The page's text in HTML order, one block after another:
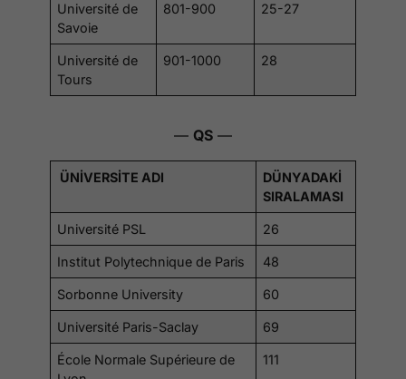
Université de
Savoie
801-900 25-27
Université de
Tours
901-1000 28
— QS —
ÜNİVERSİTE ADI
DÜNYADAKİ
SIRALAMASI
Université PSL 26
Institut Polytechnique de Paris 48
Sorbonne University 60
Université Paris-Saclay 69
École Normale Supérieure de
111